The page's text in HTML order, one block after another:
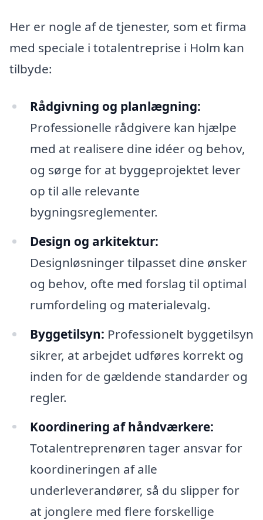
Her er nogle af de tjenester, som et firma
med speciale i totalentreprise i Holm kan
tilbyde:
Rådgivning og planlægning:
Professionelle rådgivere kan hjælpe
med at realisere dine idéer og behov,
og sørge for at byggeprojektet lever
op til alle relevante
bygningsreglementer.
Design og arkitektur:
Designløsninger tilpasset dine ønsker
og behov, ofte med forslag til optimal
rumfordeling og materialevalg.
Byggetilsyn: Professionelt byggetilsyn
sikrer, at arbejdet udføres korrekt og
inden for de gældende standarder og
regler.
Koordinering af håndværkere:
Totalentreprenøren tager ansvar for
koordineringen af alle
underleverandører, så du slipper for
at jonglere med flere forskellige